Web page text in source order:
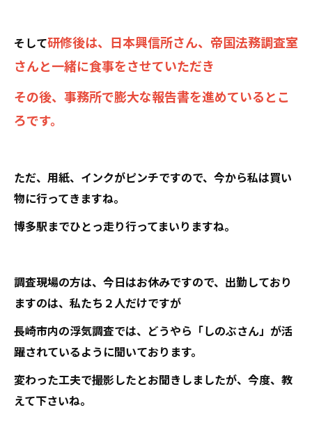
そして研修後は、日本興信所さん、帝国法務調査室
さんと一緒に食事をさせていただき
その後、事務所で膨大な報告書を進めているとこ
ろです。
ただ、用紙、インクがピンチですので、今から私は買い
物に行ってきますね。
博多駅までひとっ走り行ってまいりますね。
調査現場の方は、今日はお休みですので、出勤しており
ますのは、私たち２人だけですが
長崎市内の浮気調査では、どうやら「しのぶさん」が活
躍されているように聞いております。
変わった工夫で撮影したとお聞きしましたが、今度、教
えて下さいね。